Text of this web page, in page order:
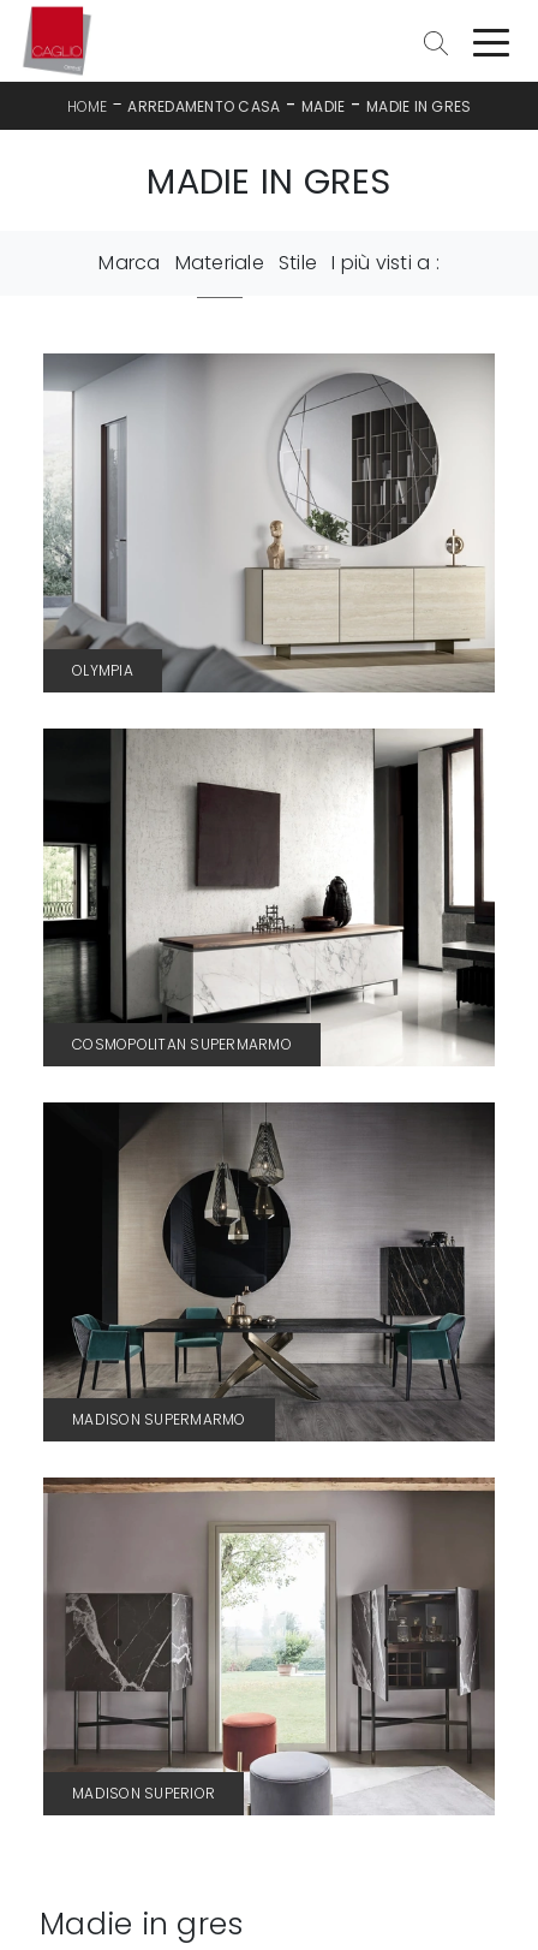
HOME -ARREDAMENTO CASA -MADIE -MADIE IN GRES
MADIE IN GRES
Marca Materiale Stile I più visti a :
OLYMPIA
COSMOPOLITAN SUPERMARMO
MADISON SUPERMARMO
MADISON SUPERIOR
Madie in gres